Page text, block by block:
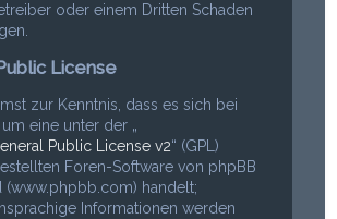
oder einem Dritten Schaden
License
zur Kenntnis, dass es sich bei
eine unter der „
Public License v2“ (GPL)
Foren-Software von phpBB
(www.phpbb.com) handelt;
Informationen werden